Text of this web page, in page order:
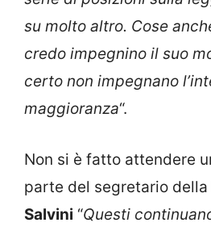
su molto altro. Cose
credo impegnino il suo
certo non impegnano
maggioranza“.
Non si è fatto attendere
parte del segretario della
Salvini “Questi